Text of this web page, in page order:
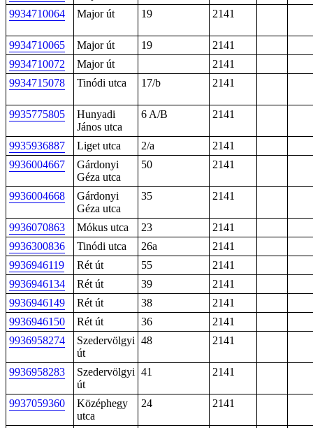
9934710064
Major út 19 2141
9934710065 Major út 19
2141
9934710072
Major út
2141
9934715078
Tinódi utca 17/b 2141
9935775805
Hunyadi
János utca
6 A/B 2141
9935936887 Liget utca 2/a
2141
9936004667
Gárdonyi
Géza utca
50 2141
9936004668
Gárdonyi
Géza utca
35 2141
9936070863 Mókus utca 23
2141
9936300836
Tinódi utca 26a
2141
9936946119
Rét út 55
2141
9936946134
Rét út 39
2141
9936946149
Rét út 38
2141
9936946150
Rét út 36
2141
9936958274
Szedervölgyi
út
48 2141
9936958283
Szedervölgyi
út
41 2141
9937059360
Középhegy
utca
24 2141